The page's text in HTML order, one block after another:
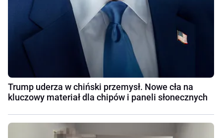
Trump uderza w chiński przemysł. Nowe cła na
kluczowy materiał dla chipów i paneli słonecznych